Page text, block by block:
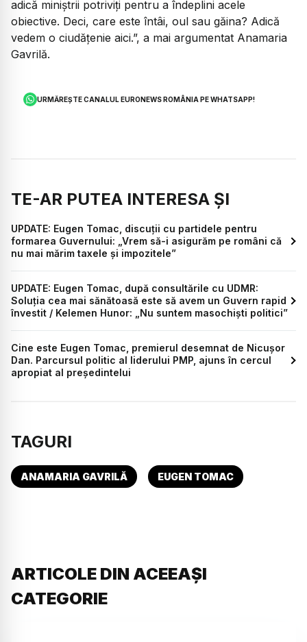
adică miniștrii potriviți pentru a îndeplini acele
obiective. Deci, care este întâi, oul sau găina? Adică
vedem o ciudățenie aici.”, a mai argumentat Anamaria
Gavrilă.
URMĂREȘTE CANALUL EURONEWS ROMÂNIA PE WHATSAPP!
TE-AR PUTEA INTERESA ȘI
UPDATE: Eugen Tomac, discuții cu partidele pentru
formarea Guvernului: „Vrem să-i asigurăm pe români că
nu mai mărim taxele și impozitele”
UPDATE: Eugen Tomac, după consultările cu UDMR:
Soluția cea mai sănătoasă este să avem un Guvern rapid
învestit / Kelemen Hunor: „Nu suntem masochiști politici”
Cine este Eugen Tomac, premierul desemnat de Nicușor
Dan. Parcursul politic al liderului PMP, ajuns în cercul
apropiat al președintelui
TAGURI
ANAMARIA GAVRILĂ EUGEN TOMAC
ARTICOLE DIN ACEEAȘI
CATEGORIE